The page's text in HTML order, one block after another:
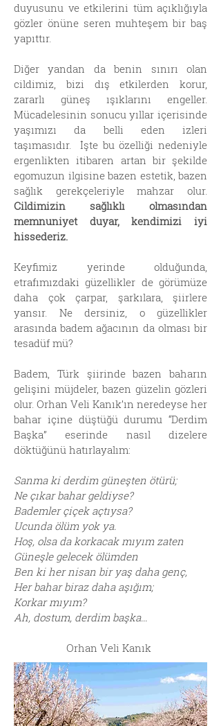
duyusunu ve etkilerini tüm açıklığıyla
gözler önüne seren muhteşem bir baş
yapıttır.
Diğer yandan da benin sınırı olan
cildimiz, bizi dış etkilerden korur,
zararlı güneş ışıklarını engeller.
Mücadelesinin sonucu yıllar içerisinde
yaşımızı da belli eden izleri
taşımasıdır. İşte bu özelliği nedeniyle
ergenlikten itibaren artan bir şekilde
egomuzun ilgisine bazen estetik, bazen
sağlık gerekçeleriyle mahzar olur.
Cildimizin sağlıklı olmasından
memnuniyet duyar, kendimizi iyi
hissederiz.
Keyfimiz yerinde olduğunda,
etrafımızdaki güzellikler de görümüze
daha çok çarpar, şarkılara, şiirlere
yansır. Ne dersiniz, o güzellikler
arasında badem ağacının da olması bir
tesadüf mü?
Badem, Türk şiirinde bazen baharın
gelişini müjdeler, bazen güzelin gözleri
olur. Orhan Veli Kanık’ın neredeyse her
bahar içine düştüğü durumu “Derdim
Başka” eserinde nasıl dizelere
döktüğünü hatırlayalım:
Sanma ki derdim güneşten ötürü;
Ne çıkar bahar geldiyse?
Bademler çiçek açtıysa?
Ucunda ölüm yok ya.
Hoş, olsa da korkacak mıyım zaten
Güneşle gelecek ölümden
Ben ki her nisan bir yaş daha genç,
Her bahar biraz daha aşığım;
Korkar mıyım?
Ah, dostum, derdim başka...
Orhan Veli Kanık